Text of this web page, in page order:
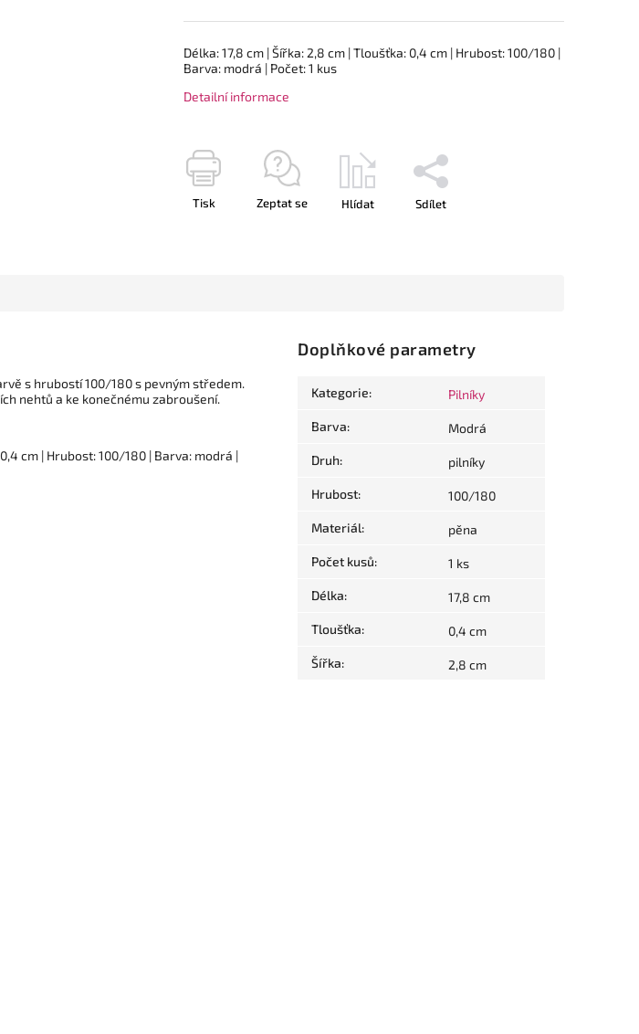
Délka: 17,8 cm | Šířka: 2,8 cm | Tloušťka: 0,4 cm | Hrubost: 100/180 |
Barva: modrá | Počet: 1 kus
Detailní informace
Tisk Zeptat se Hlídat Sdílet
s hrubostí 100/180 s pevným středem.
nehtů a ke konečnému zabroušení.
cm | Hrubost: 100/180 | Barva: modrá |
Doplňkové parametry
Kategorie: Pilníky
Barva: Modrá
Druh: pilníky
Hrubost: 100/180
Materiál: pěna
Počet kusů: 1 ks
Délka: 17,8 cm
Tloušťka: 0,4 cm
Šířka: 2,8 cm